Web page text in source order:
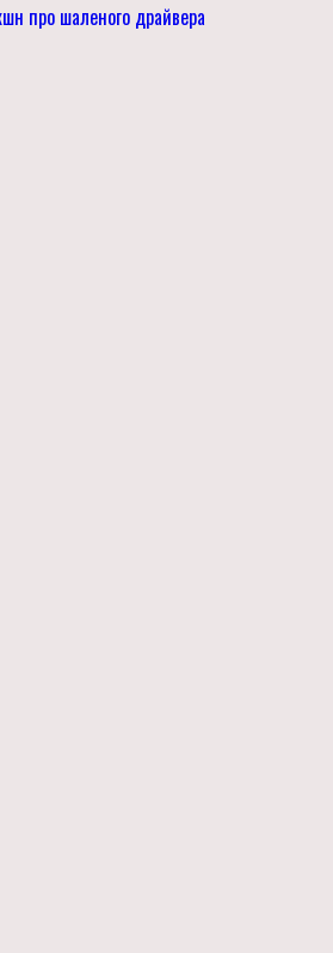
про шаленого драйвера